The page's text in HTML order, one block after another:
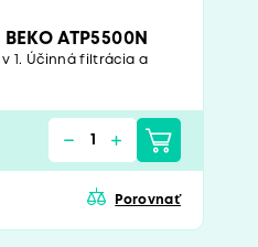
ATP5500N
1. Účinná filtrácia a
Porovnať